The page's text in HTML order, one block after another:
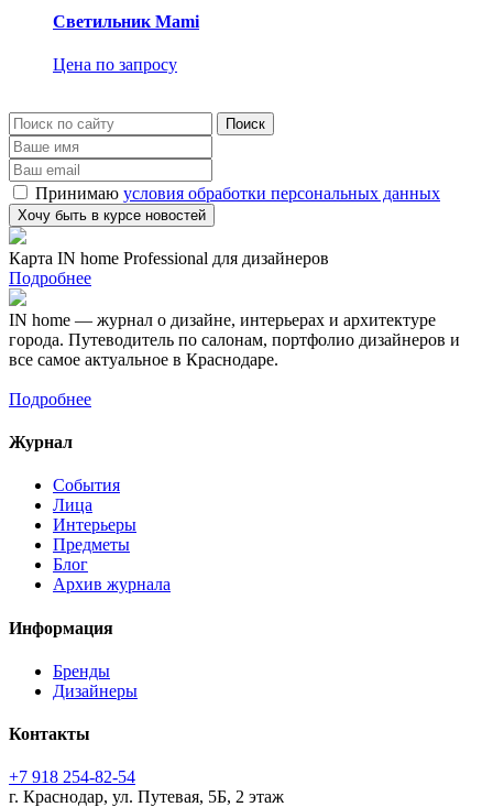
Светильник Mami
Цена по запросу
Принимаю условия обработки персональных данных
Карта IN home Professional для дизайнеров
Подробнее
IN home — журнал о дизайне, интерьерах и архитектуре
города. Путеводитель по салонам, портфолио дизайнеров и
все самое актуальное в Краснодаре.
Подробнее
Журнал
События
Лица
Интерьеры
Предметы
Блог
Архив журнала
Информация
Бренды
Дизайнеры
Контакты
+7 918 254-82-54
г. Краснодар, ул. Путевая, 5Б, 2 этаж